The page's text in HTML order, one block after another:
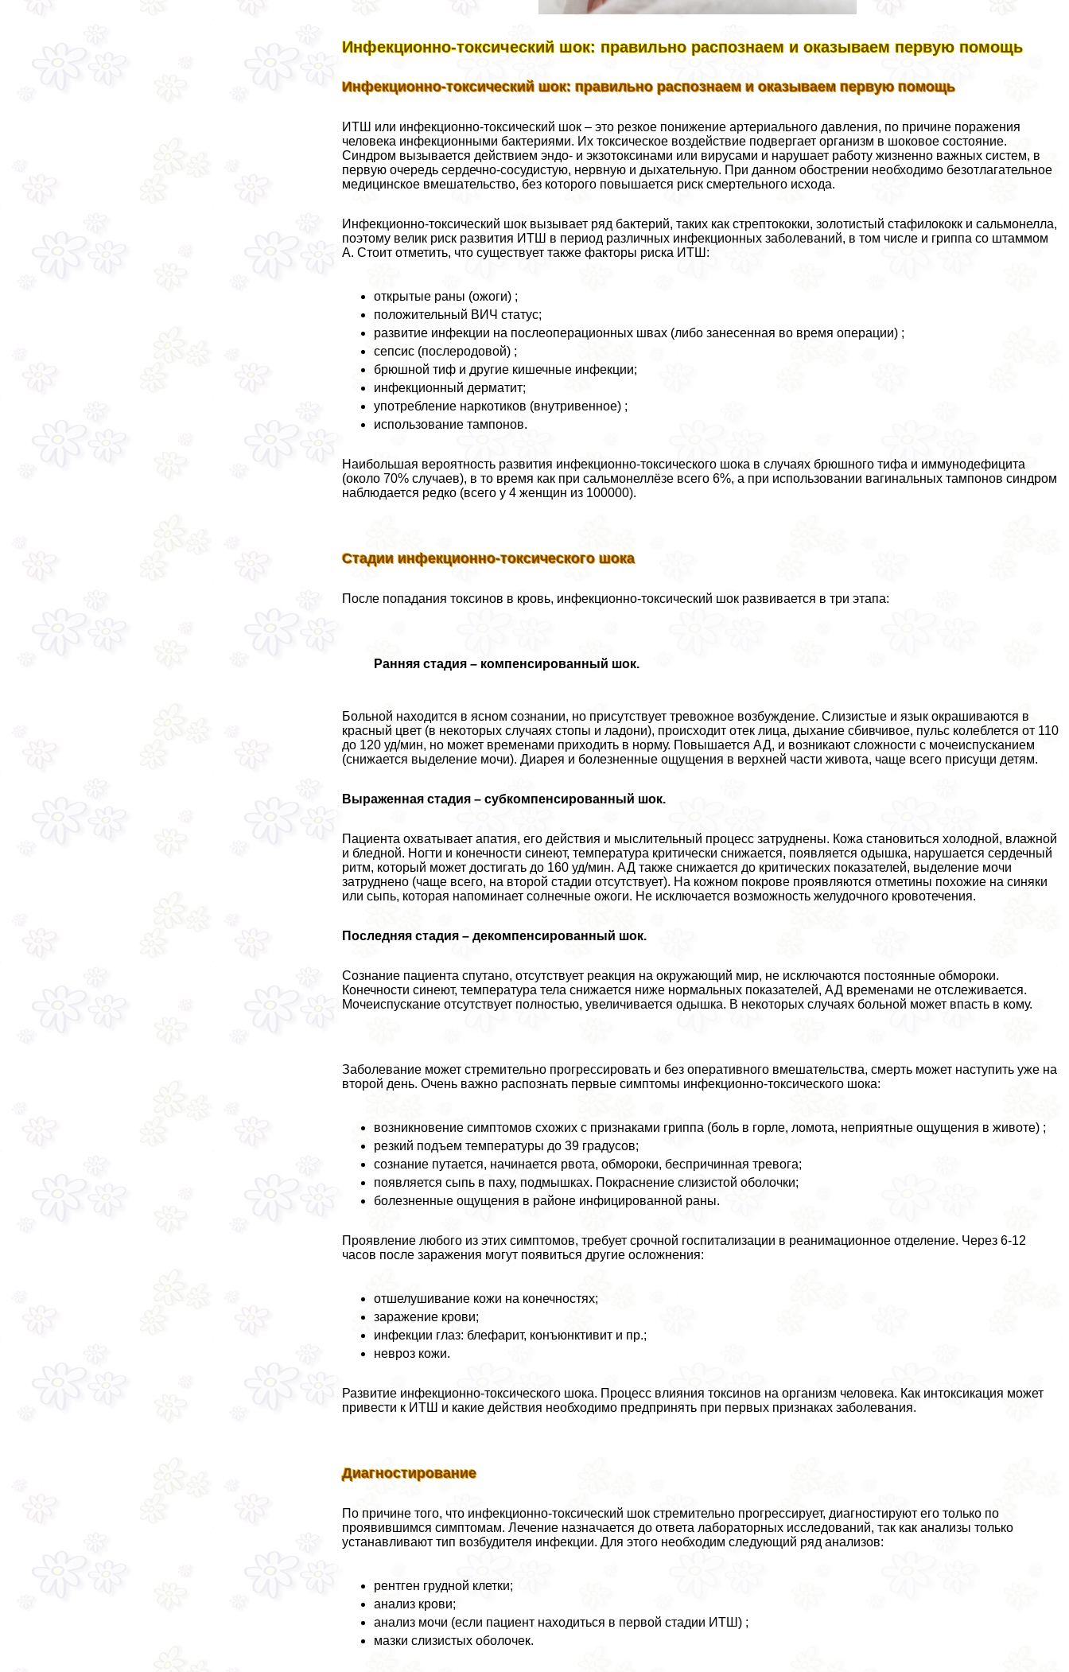
Инфекционно-токсический шок: правильно распознаем и оказываем первую помощь
Инфекционно-токсический шок: правильно распознаем и оказываем первую помощь
ИТШ или инфекционно-токсический шок – это резкое понижение артериального давления, по причине поражения
человека инфекционными бактериями. Их токсическое воздействие подвергает организм в шоковое состояние.
Синдром вызывается действием эндо- и экзотоксинами или вирусами и нарушает работу жизненно важных систем, в
первую очередь сердечно-сосудистую, нервную и дыхательную. При данном обострении необходимо безотлагательное
медицинское вмешательство, без которого повышается риск cмepтельного исхода.
Инфекционно-токсический шок вызывает ряд бактерий, таких как стрептококки, золотистый стафилококк и сальмонелла,
поэтому велик риск развития ИТШ в период различных инфекционных заболеваний, в том числе и гриппа со штаммом
А. Стоит отметить, что существует также факторы риска ИТШ:
открытые раны (ожоги) ;
положительный ВИЧ статус;
развитие инфекции на послеоперационных швах (либо занесенная во время операции) ;
сепсис (послеродовой) ;
брюшной тиф и другие кишечные инфекции;
инфекционный дерматит;
употрeбление наркотиков (внутривенное) ;
использование тампонов.
Наибольшая вероятность развития инфекционно-токсического шока в случаях брюшного тифа и иммунодефицита
(около 70% случаев), в то время как при сальмонеллёзе всего 6%, а при использовании вaгинальных тампонов синдром
наблюдается редко (всего у 4 женщин из 100000).
Стадии инфекционно-токсического шока
После попадания токсинов в кровь, инфекционно-токсический шок развивается в три этапа:
Ранняя стадия – компенсированный шок.
Больной находится в ясном сознании, но присутствует тревожное возбуждение. Слизистые и язык окрашиваются в
красный цвет (в некоторых случаях стопы и ладони), происходит отек лица, дыхание сбивчивое, пульс колeблется от 110
до 120 уд/мин, но может временами приходить в норму. Повышается АД, и возникают сложности с мочеиспусканием
(снижается выделение мочи). Диарея и болезненные ощущения в верхней части живота, чаще всего присущи детям.
Выраженная стадия – субкомпенсированный шок.
Пациента охватывает апатия, его действия и мыслительный процесс затруднены. Кожа становиться холодной, влажной
и бледной. Ногти и конечности синеют, температура критически снижается, появляется одышка, нарушается сердечный
ритм, который может достигать до 160 уд/мин. АД также снижается до критических показателей, выделение мочи
затруднено (чаще всего, на второй стадии отсутствует). На кожном покрове проявляются отметины похожие на синяки
или сыпь, которая напоминает солнечные ожоги. Не исключается возможность желудочного кровотечения.
Последняя стадия – декомпенсированный шок.
Сознание пациента спyтaно, отсутствует реакция на окружающий мир, не исключаются постоянные обмороки.
Конечности синеют, температура тела снижается ниже нормальных показателей, АД временами не отслеживается.
Мочеиспускание отсутствует полностью, увеличивается одышка. В некоторых случаях больной может впасть в кому.
Заболевание может стремительно прогрессировать и без оперативного вмешательства, cмepть может наступить уже на
второй день. Очень важно распознать первые симптомы инфекционно-токсического шока:
возникновение симптомов схожих с признаками гриппа (боль в горле, ломота, неприятные ощущения в животе) ;
резкий подъем температуры до 39 градусов;
сознание путается, начинается рвота, обмороки, беспричинная тревога;
появляется сыпь в паху, подмышках. Покраснение слизистой оболочки;
болезненные ощущения в районе инфицированной раны.
Проявление любого из этих симптомов, требует срочной госпитализации в реанимационное отделение. Через 6-12
часов после заражения могут появиться другие осложнения:
отшелушивание кожи на конечностях;
заражение крови;
инфекции глаз: блефарит, конъюнктивит и пр.;
невроз кожи.
Развитие инфекционно-токсического шока. Процесс влияния токсинов на организм человека. Как интоксикация может
привести к ИТШ и какие действия необходимо предпринять при первых признаках заболевания.
Диагностирование
По причине того, что инфекционно-токсический шок стремительно прогрессирует, диагностируют его только по
проявившимся симптомам. Лечение назначается до ответа лабораторных исследований, так как анализы только
устанавливают тип возбудителя инфекции. Для этого необходим следующий ряд анализов:
рентген грудной клетки;
анализ крови;
анализ мочи (если пациент находиться в первой стадии ИТШ) ;
мазки слизистых оболочек.